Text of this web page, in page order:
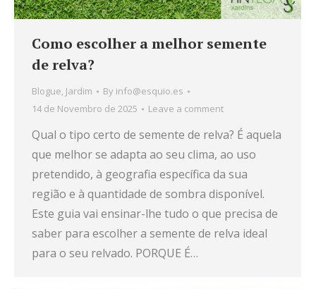
Como escolher a melhor semente
de relva?
Blogue, Jardim By info@esquio.es
14 de Novembro de 2025
Leave a comment
Qual o tipo certo de semente de relva? É aquela
que melhor se adapta ao seu clima, ao uso
pretendido, à geografia específica da sua
região e à quantidade de sombra disponível.
Este guia vai ensinar-lhe tudo o que precisa de
saber para escolher a semente de relva ideal
para o seu relvado. PORQUE É…